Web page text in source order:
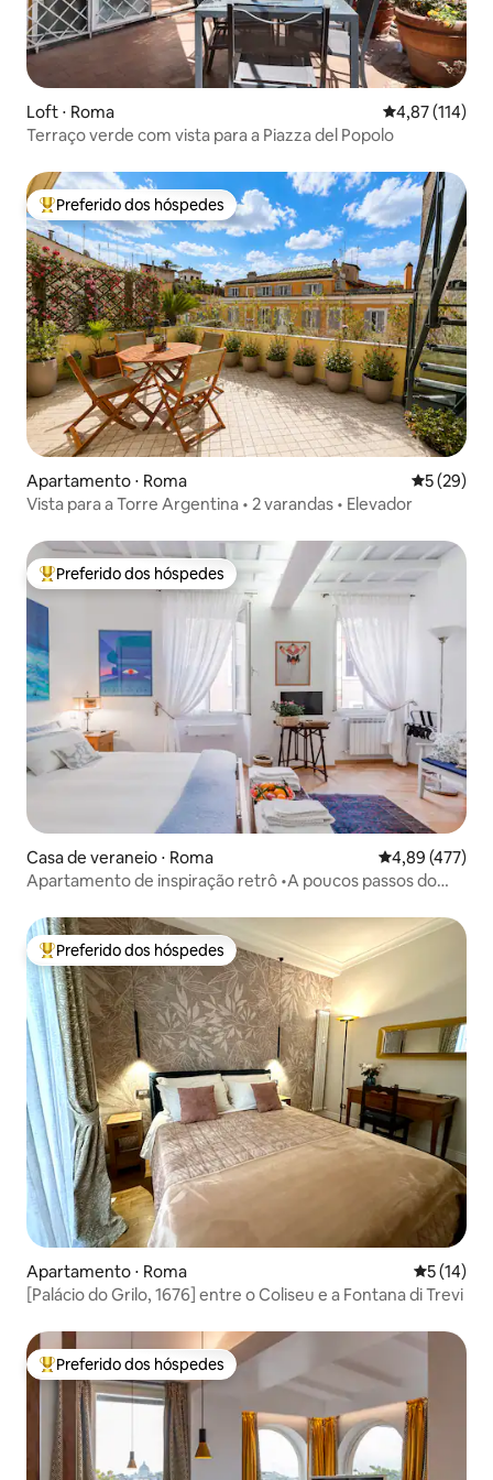
Loft ⋅ Roma 4,87 de uma
4,87 (114)
Terraço verde com vista para a Piazza del Popolo
Entre os melhores preferidos dos hóspedes
Preferido dos hóspedes
Apartamento ⋅ Roma 5 de uma
5 (29)
Vista para a Torre Argentina • 2 varandas • Elevador
Entre os melhores preferidos dos hóspedes
Preferido dos hóspedes
Casa de veraneio ⋅ Roma 4,89 de uma
4,89 (477)
Apartamento de inspiração retrô •A poucos passos do
Entre os melhores preferidos dos hóspedes
Preferido dos hóspedes
Apartamento ⋅ Roma 5 de uma
5 (14)
[Palácio do Grilo, 1676] entre o Coliseu e a Fontana di Trevi
Entre os melhores preferidos dos hóspedes
Preferido dos hóspedes